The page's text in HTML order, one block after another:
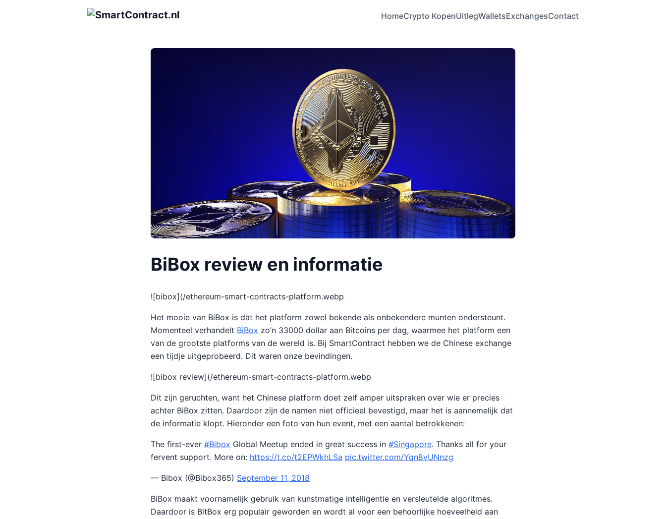
HomeCrypto KopenUitlegWalletsExchangesContact
BiBox review en informatie
![bibox](/ethereum-smart-contracts-platform.webp
Het mooie van BiBox is dat het platform zowel bekende als onbekendere munten ondersteunt.
Momenteel verhandelt BiBox zo’n 33000 dollar aan Bitcoins per dag, waarmee het platform een
van de grootste platforms van de wereld is. Bij SmartContract hebben we de Chinese exchange
een tijdje uitgeprobeerd. Dit waren onze bevindingen.
![bibox review](/ethereum-smart-contracts-platform.webp
Dit zijn geruchten, want het Chinese platform doet zelf amper uitspraken over wie er precies
achter BiBox zitten. Daardoor zijn de namen niet officieel bevestigd, maar het is aannemelijk dat
de informatie klopt. Hieronder een foto van hun event, met een aantal betrokkenen:
The first-ever #Bibox Global Meetup ended in great success in #Singapore. Thanks all for your
fervent support. More on: https://t.co/t2EPWkhLSa pic.twitter.com/Yqn8vUNnzg
— Bibox (@Bibox365) September 11, 2018
BiBox maakt voornamelijk gebruik van kunstmatige intelligentie en versleutelde algoritmes.
Daardoor is BitBox erg populair geworden en wordt al voor een behoorlijke hoeveelheid aan